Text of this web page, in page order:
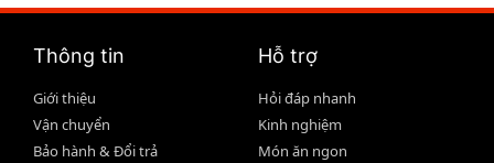
Thông tin
Giới thiệu
Vận chuyển
Bảo hành & Đổi trả
Hỗ trợ
Hỏi đáp nhanh
Kinh nghiệm
Món ăn ngon